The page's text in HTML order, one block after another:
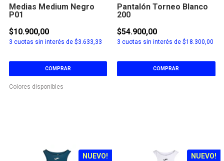
Medias Medium Negro
P01
$10.900,00
3 cuotas sin interés de $3.633,33
COMPRAR
Colores disponibles
Pantalón Torneo Blanco
200
$54.900,00
3 cuotas sin interés de $18.300,00
COMPRAR
NUEVO! NUEVO!